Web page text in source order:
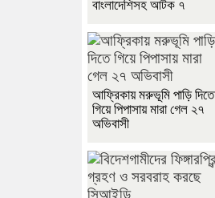
বাংলাদেশিসহ আটক ৭
আফ্রিকায় মরুভূমি পাড়ি দিতে
গিয়ে পিপাসায় মারা গেল ২৭
অভিবাসী